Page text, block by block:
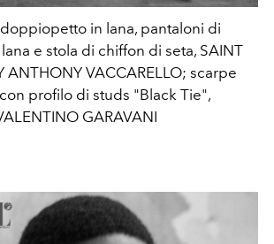
in lana, pantaloni di
e stola di chiffon di seta, SAINT
ANTHONY VACCARELLO; scarpe
profilo di studs "Black Tie",
GARAVANI